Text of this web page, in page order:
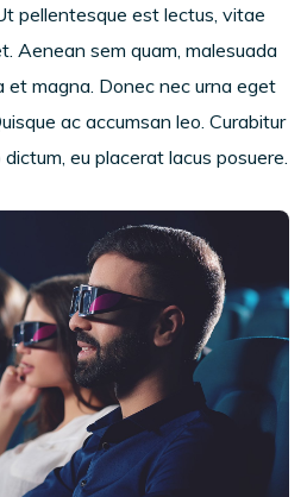
pellentesque est lectus, vitae
Aenean sem quam, malesuada
magna. Donec nec urna eget
ac accumsan leo. Curabitur
eu placerat lacus posuere.